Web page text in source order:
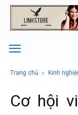
Trang chủ Kinh
Cơ hội